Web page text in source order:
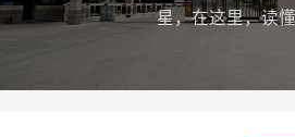
星，在这里，读